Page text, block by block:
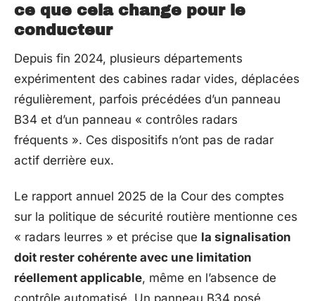
ce que cela change pour le
conducteur
Depuis fin 2024, plusieurs départements
expérimentent des cabines radar vides, déplacées
régulièrement, parfois précédées d’un panneau
B34 et d’un panneau « contrôles radars
fréquents ». Ces dispositifs n’ont pas de radar
actif derrière eux.
Le rapport annuel 2025 de la Cour des comptes
sur la politique de sécurité routière mentionne ces
« radars leurres » et précise que la signalisation
doit rester cohérente avec une limitation
réellement applicable, même en l’absence de
contrôle automatisé. Un panneau B34 posé